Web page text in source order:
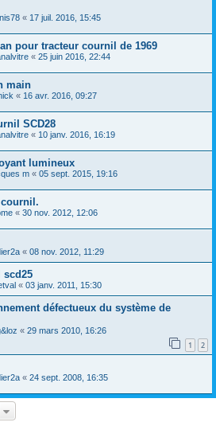
« 17 juil. 2016, 15:45
pour tracteur cournil de 1969
« 25 juin 2016, 22:44
main
« 16 avr. 2016, 09:27
SCD28
« 10 janv. 2016, 16:19
lumineux
m « 05 sept. 2015, 19:16
cournil.
« 30 nov. 2012, 12:06
« 08 nov. 2012, 11:29
scd25
« 03 janv. 2011, 15:30
défectueux du système de
« 29 mars 2010, 16:26
1 2
« 24 sept. 2008, 16:35